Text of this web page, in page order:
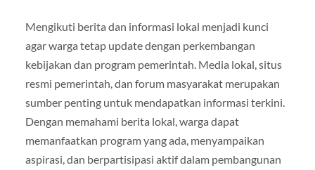
Mengikuti berita dan informasi lokal menjadi kunci
agar warga tetap update dengan perkembangan
kebijakan dan program pemerintah. Media lokal, situs
resmi pemerintah, dan forum masyarakat merupakan
sumber penting untuk mendapatkan informasi terkini.
Dengan memahami berita lokal, warga dapat
memanfaatkan program yang ada, menyampaikan
aspirasi, dan berpartisipasi aktif dalam pembangunan